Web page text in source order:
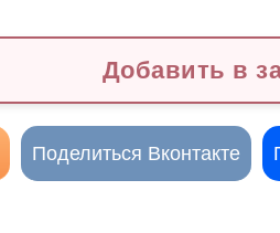
Добавить в
Поделиться Вконтакте